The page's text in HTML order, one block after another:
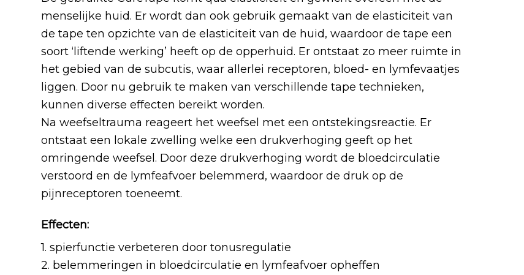
menselijke huid. Er wordt dan ook gebruik gemaakt van de elasticiteit van
de tape ten opzichte van de elasticiteit van de huid, waardoor de tape een
soort ‘liftende werking’ heeft op de opperhuid. Er ontstaat zo meer ruimte in
het gebied van de subcutis, waar allerlei receptoren, bloed- en lymfevaatjes
liggen. Door nu gebruik te maken van verschillende tape technieken,
kunnen diverse effecten bereikt worden.
Na weefseltrauma reageert het weefsel met een ontstekingsreactie. Er
ontstaat een lokale zwelling welke een drukverhoging geeft op het
omringende weefsel. Door deze drukverhoging wordt de bloedcirculatie
verstoord en de lymfeafvoer belemmerd, waardoor de druk op de
pijnreceptoren toeneemt.
Effecten:
1. spierfunctie verbeteren door tonusregulatie
2. belemmeringen in bloedcirculatie en lymfeafvoer opheffen